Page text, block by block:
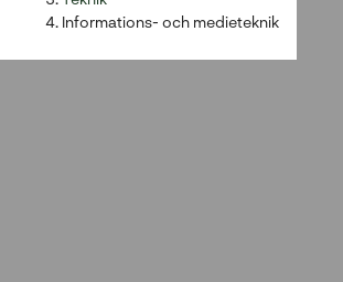
Informations- och medieteknik